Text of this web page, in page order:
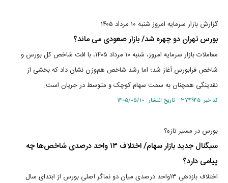
گزارش بازار سرمایه امروز شنبه ۱۰ مرداد ۱۴۰۵
بورس تهران دو چهره شد/ بازار صعودی می ماند؟
معاملات بازار سرمایه امروز، شنبه ۱۰ مرداد ۱۴۰۵، با افت شاخص کل بورس و
شاخص فرابورس آغاز شد؛ اما رشد شاخص هم‌وزن نشان داد که بخشی از
نقدینگی همچنان به سمت سهام کوچک و متوسط در جریان است.
کد خبر: ۳۷۴۹۴۵ تاریخ انتشار : ۱۴۰۵/۰۵/۱۰
بورس در مسیر تازه؟
سیگنال جدید بازار سهام/ اختلاف ۱۳ واحد درصدی شاخص‌ها چه
پیامی دارد؟
اختلاف بازدهی ۱۳واحد درصدی میان دو نماگر اصلی بورس از ابتدای سال